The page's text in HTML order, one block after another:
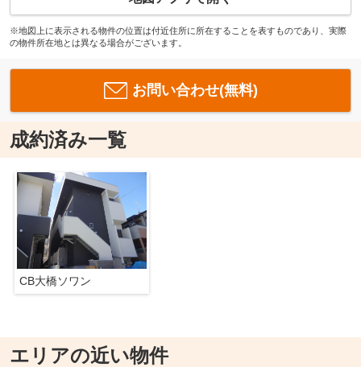
※地図上に表示される物件の位置は付近住所に所在することを表すものであり、実際
の物件所在地とは異なる場合がございます。
お問い合わせ(無料)
成約済み一覧
CB大橋ソワン
エリアの近い物件